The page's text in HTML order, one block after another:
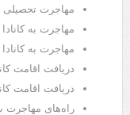
مهاجرت تحصیلی
مهاجرت به
مهاجرت به
دریافت اقامت
دریافت اقامت
راه‌های مهاجرت